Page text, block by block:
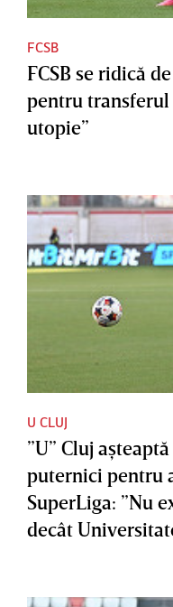
FCSB
FCSB se ridică
pentru transferul
utopie”
U CLUJ
”U” Cluj
puternici pentru
SuperLiga: ”Nu
decât